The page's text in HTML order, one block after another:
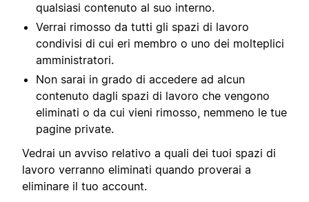
qualsiasi contenuto al suo interno.
Verrai rimosso da tutti gli spazi di lavoro
condivisi di cui eri membro o uno dei molteplici
amministratori.
Non sarai in grado di accedere ad alcun
contenuto dagli spazi di lavoro che vengono
eliminati o da cui vieni rimosso, nemmeno le tue
pagine private.
Vedrai un avviso relativo a quali dei tuoi spazi di
lavoro verranno eliminati quando proverai a
eliminare il tuo account.